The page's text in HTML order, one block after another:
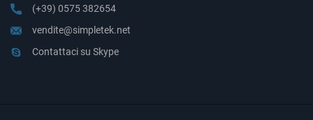
(+39) 0575 382654
vendite@simpletek.net
Contattaci su Skype